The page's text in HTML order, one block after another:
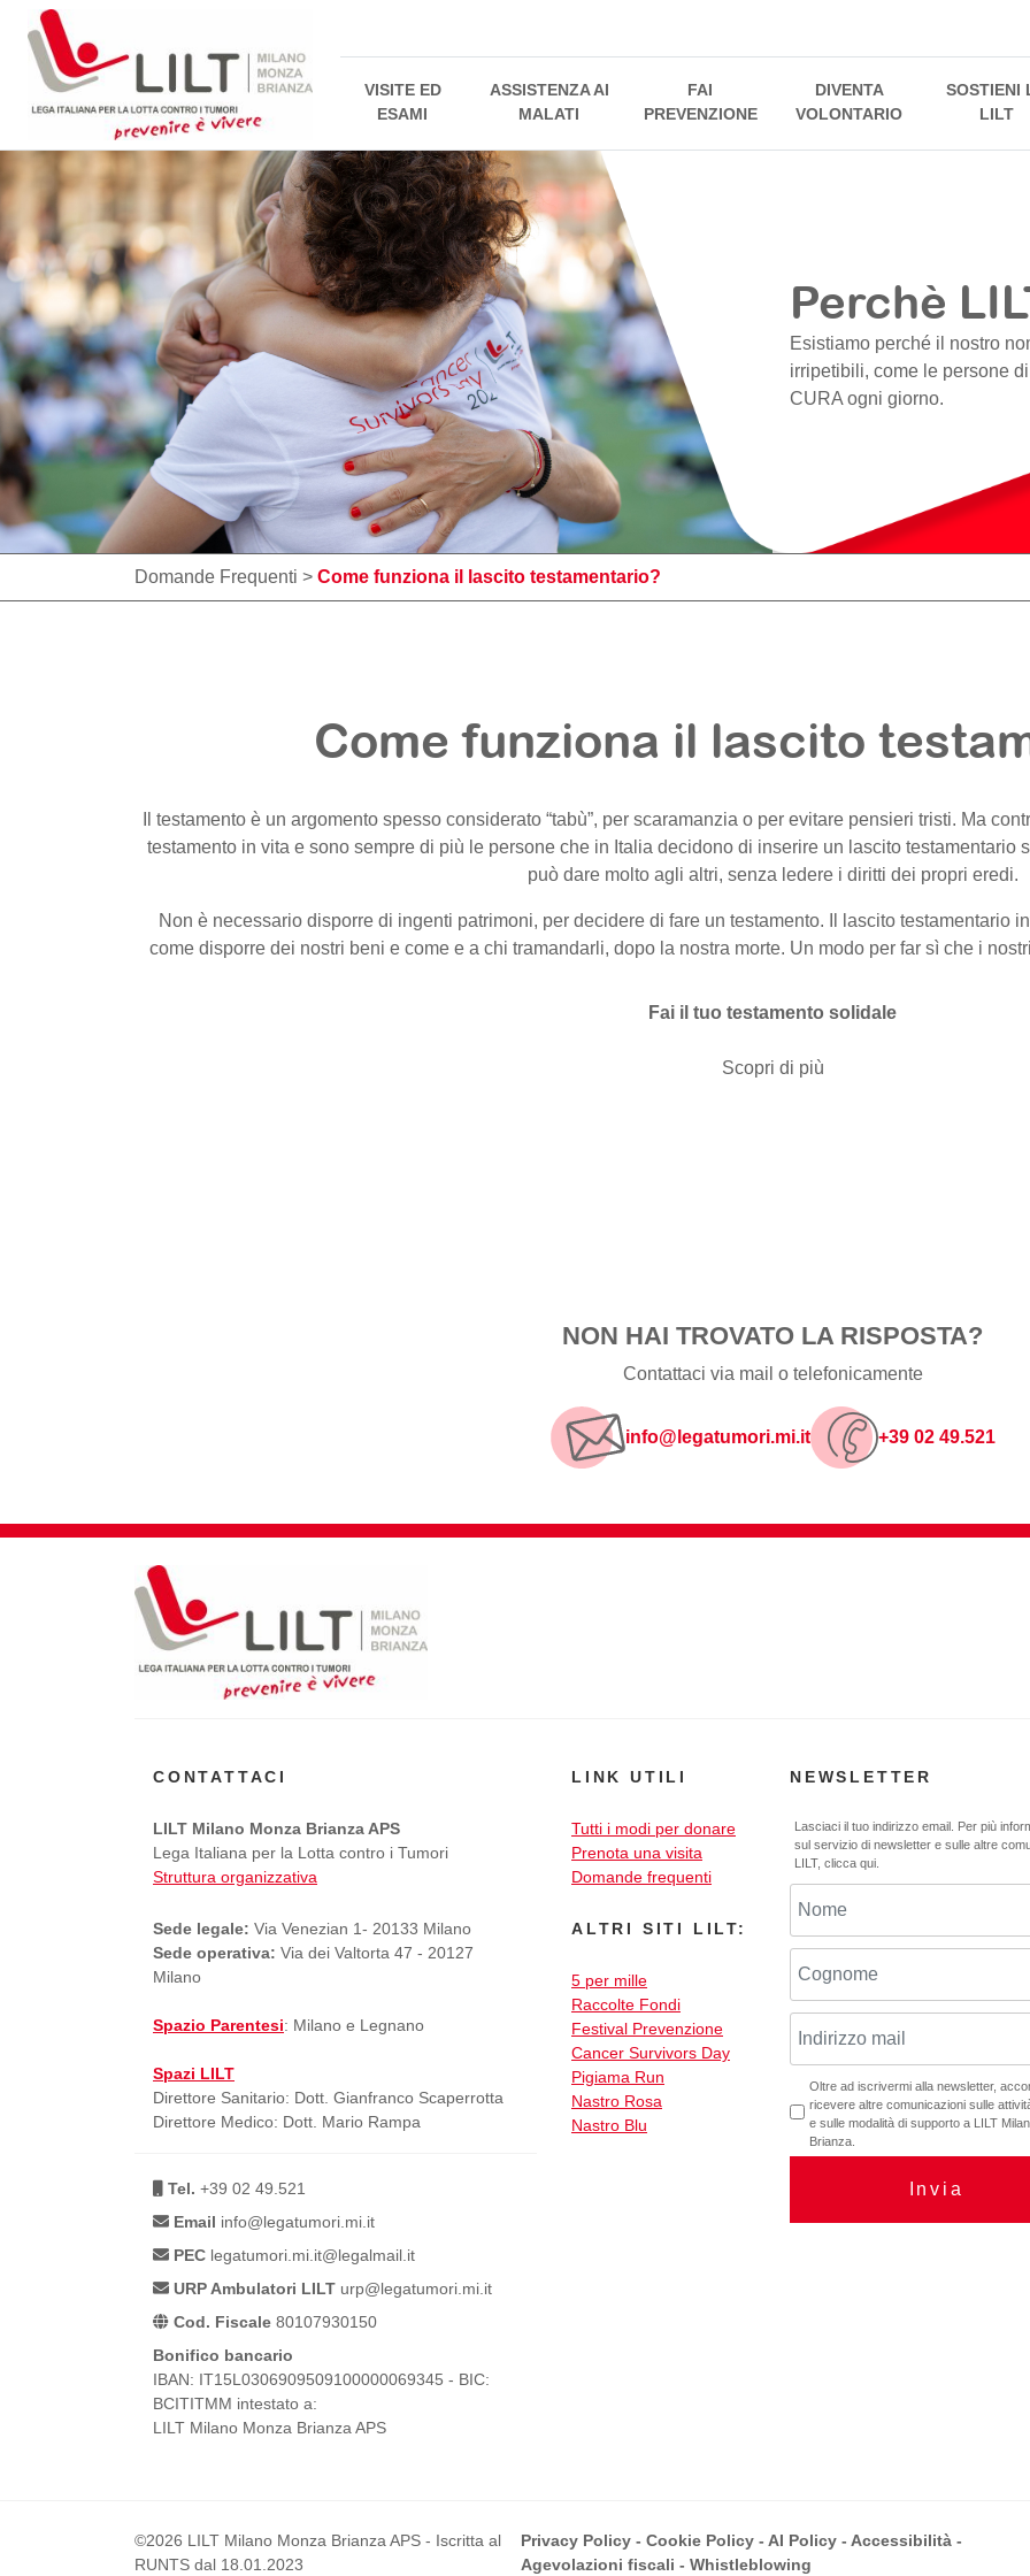
VISITE ED
ESAMI
ASSISTENZA AI
MALATI
FAI
PREVENZIONE
DIVENTA
VOLONTARIO
SOSTIENI
LILT
Perchè
Esistiamo perché il nostro
irripetibili, come le persone
CURA ogni giorno.
Domande Frequenti > Come funziona il lascito testamentario?
Come funziona il lascito
Il testamento è un argomento spesso considerato “tabù”, per scaramanzia o per evitare pensieri tristi. Ma
testamento in vita e sono sempre di più le persone che in Italia decidono di inserire un lascito testamentario
può dare molto agli altri, senza ledere i diritti dei propri eredi.
Non è necessario disporre di ingenti patrimoni, per decidere di fare un testamento. Il lascito testamentario
come disporre dei nostri beni e come e a chi tramandarli, dopo la nostra morte. Un modo per far sì che i
Fai il tuo testamento solidale
Scopri di più
NON HAI TROVATO LA RISPOSTA?
Contattaci via mail o telefonicamente
info@legatumori.mi.it +39 02 49.521
CONTATTACI
LILT Milano Monza Brianza APS
Lega Italiana per la Lotta contro i Tumori
Struttura organizzativa
Sede legale: Via Venezian 1- 20133 Milano
Sede operativa: Via dei Valtorta 47 - 20127
Milano
Spazio Parentesi: Milano e Legnano
Spazi LILT
Direttore Sanitario: Dott. Gianfranco Scaperrotta
Direttore Medico: Dott. Mario Rampa
Tel. +39 02 49.521
Email info@legatumori.mi.it
PEC legatumori.mi.it@legalmail.it
URP Ambulatori LILT urp@legatumori.mi.it
Cod. Fiscale 80107930150
Bonifico bancario
IBAN: IT15L0306909509100000069345 - BIC:
BCITITMM intestato a:
LILT Milano Monza Brianza APS
LINK UTILI
Tutti i modi per donare
Prenota una visita
Domande frequenti
ALTRI SITI LILT:
5 per mille
Raccolte Fondi
Festival Prevenzione
Cancer Survivors Day
Pigiama Run
Nastro Rosa
Nastro Blu
NEWSLETTER
Lasciaci il tuo indirizzo email. Per più
sul servizio di newsletter e sulle altre
LILT, clicca qui
Oltre ad iscrivermi alla newsletter,
ricevere altre comunicazioni sulle
e sulle modalità di supporto a LILT
Brianza.
Invia
©2026 LILT Milano Monza Brianza APS - Iscritta al
RUNTS dal 18.01.2023
Privacy Policy -Cookie Policy - AI Policy - Accessibilità -
Agevolazioni fiscali -Whistleblowing